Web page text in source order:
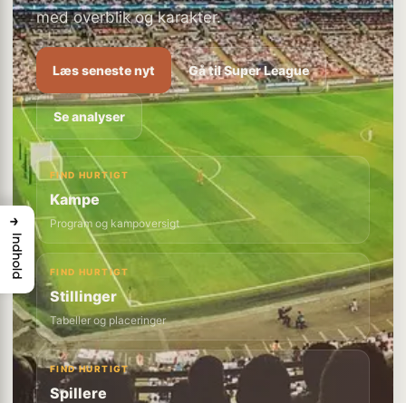
med overblik og karakter.
Læs seneste nyt Gå til Super League
Se analyser
FIND HURTIGT
Kampe
Program og kampoversigt
FIND HURTIGT
Stillinger
Tabeller og placeringer
FIND HURTIGT
Spillere
→
Indhold